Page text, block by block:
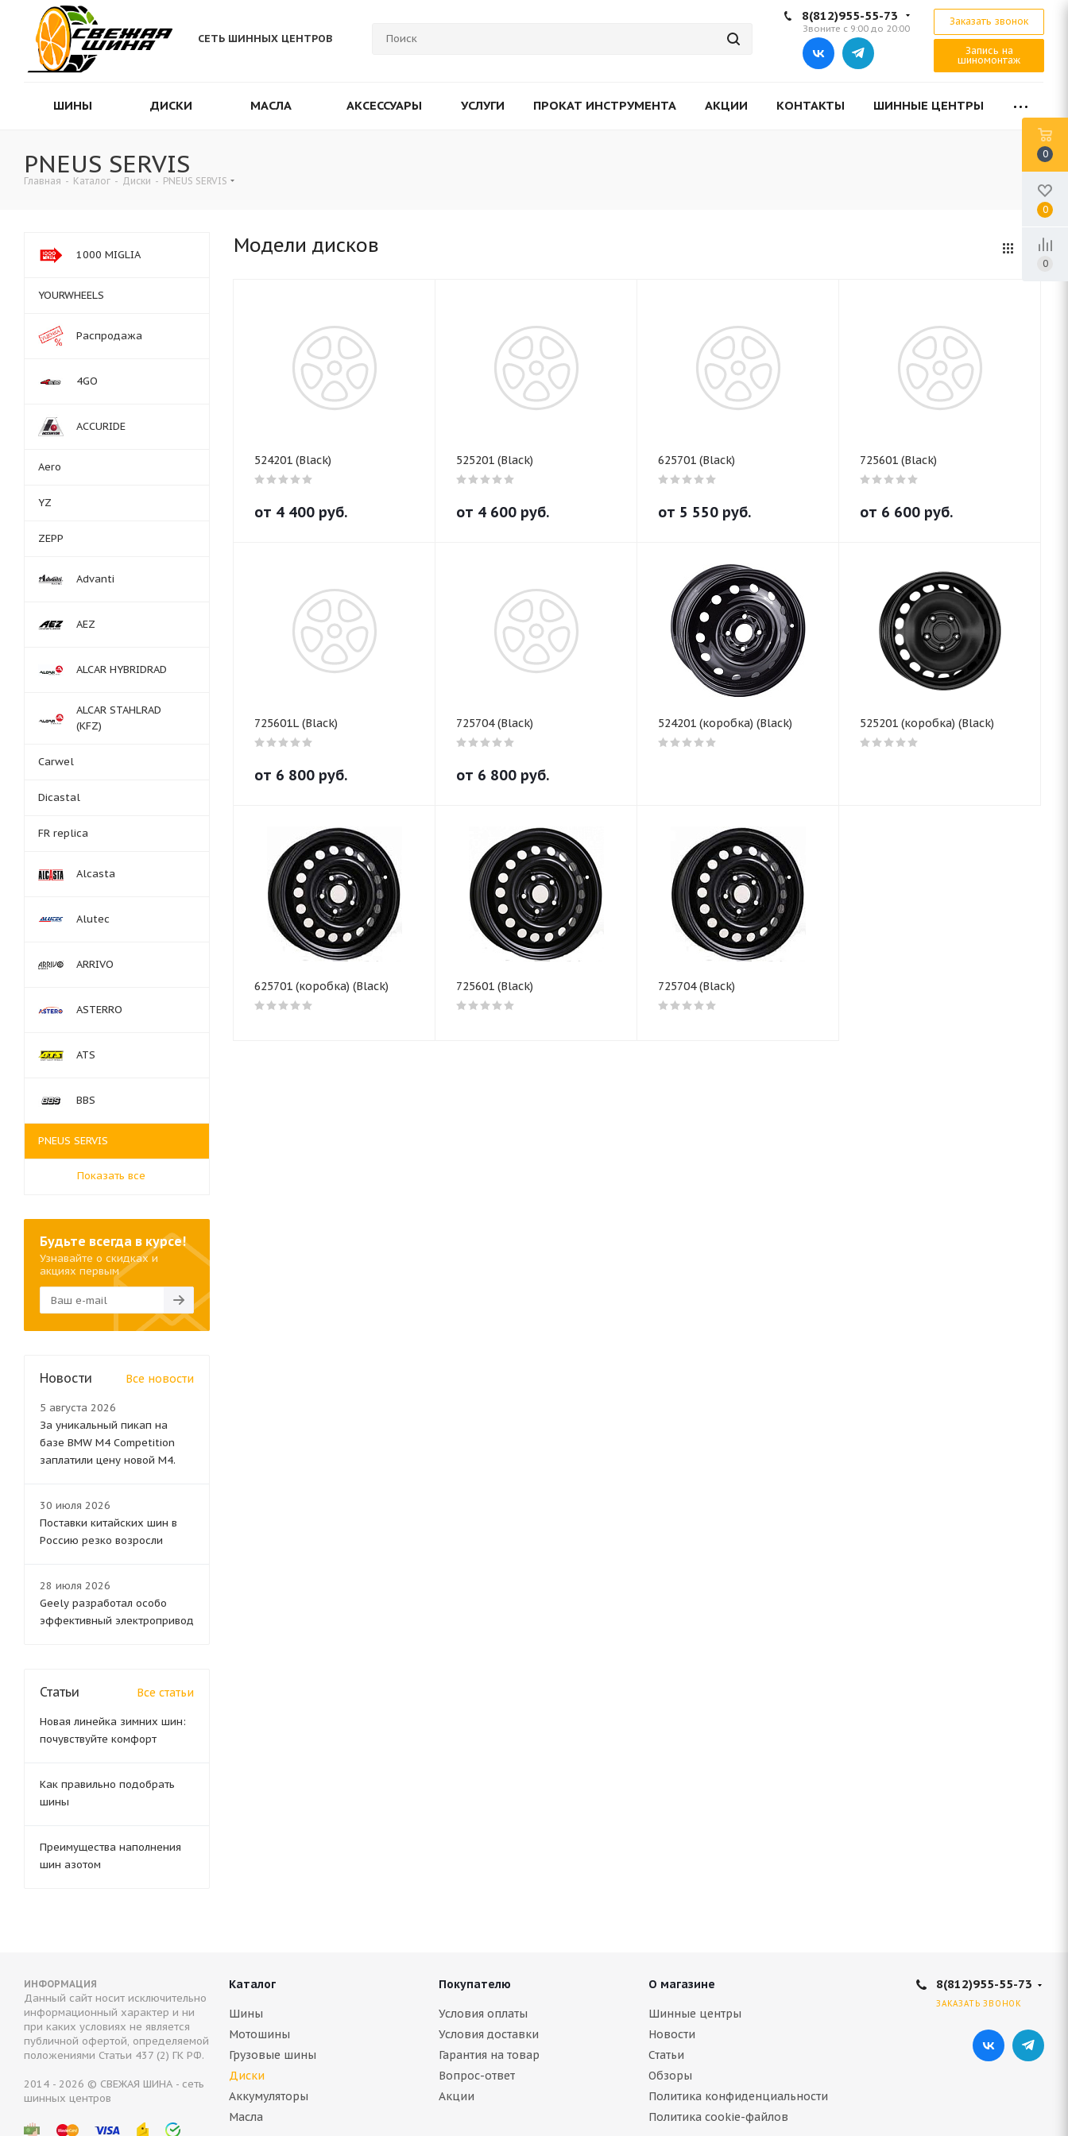
СЕТЬ ШИННЫХ ЦЕНТРОВ
8(812)955-55-73
Звоните с 9:00 до 20:00
Заказать звонок
Запись на
шиномонтаж
ШИНЫ ДИСКИ МАСЛА АКСЕССУАРЫ УСЛУГИ ПРОКАТ ИНСТРУМЕНТА АКЦИИ КОНТАКТЫ ШИННЫЕ ЦЕНТРЫ
PNEUS SERVIS
Главная - Каталог - Диски - PNEUS SERVIS
Модели дисков
524201 (Black)
от 4 400 руб.
525201 (Black)
от 4 600 руб.
625701 (Black)
от 5 550 руб.
725601 (Black)
от 6 600 руб.
725601L (Black)
от 6 800 руб.
725704 (Black)
от 6 800 руб.
524201 (коробка) (Black) 525201 (коробка) (Black)
625701 (коробка) (Black) 725601 (Black) 725704 (Black)
1000 MIGLIA
YOURWHEELS
Распродажа
4GO
ACCURIDE
Aero
YZ
ZEPP
Advanti
AEZ
ALCAR HYBRIDRAD
ALCAR STAHLRAD
(KFZ)
Carwel
Dicastal
FR replica
Alcasta
Alutec
ARRIVO
ASTERRO
ATS
BBS
PNEUS SERVIS
Показать все
Будьте всегда в курсе!
Узнавайте о скидках и
акциях первым
Новости Все новости
5 августа 2026
За уникальный пикап на
базе BMW M4 Competition
заплатили цену новой M4.
30 июля 2026
Поставки китайских шин в
Россию резко возросли
28 июля 2026
Geely разработал особо
эффективный электропривод
Статьи Все статьи
Новая линейка зимних шин:
почувствуйте комфорт
Как правильно подобрать
шины
Преимущества наполнения
шин азотом
ИНФОРМАЦИЯ
Данный сайт носит исключительно
информационный характер и ни
при каких условиях не является
публичной офертой, определяемой
положениями Статьи 437 (2) ГК РФ.
2014 - 2026 © СВЕЖАЯ ШИНА - сеть
шинных центров
Каталог
Шины
Мотошины
Грузовые шины
Диски
Аккумуляторы
Масла
Покупателю
Условия оплаты
Условия доставки
Гарантия на товар
Вопрос-ответ
Акции
О магазине
Шинные центры
Новости
Статьи
Обзоры
Политика конфиденциальности
Политика cookie-файлов
8(812)955-55-73
ЗАКАЗАТЬ ЗВОНОК
0
0
0